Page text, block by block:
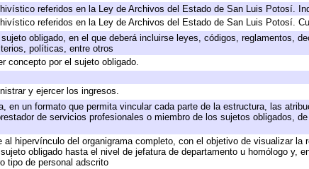
referidos en la Ley de Archivos del Estado de San Luis Potosí.
referidos en la Ley de Archivos del Estado de San Luis Potosí.
obligado, en el que deberá incluirse leyes, códigos, reglamentos,
políticas, entre otros
concepto por el sujeto obligado.
y ejercer los ingresos.
en un formato que permita vincular cada parte de la estructura, las
de servicios profesionales o miembro de los sujetos obligados,
hipervínculo del organigrama completo, con el objetivo de visualizar la
obligado hasta el nivel de jefatura de departamento u homólogo y,
tipo de personal adscrito